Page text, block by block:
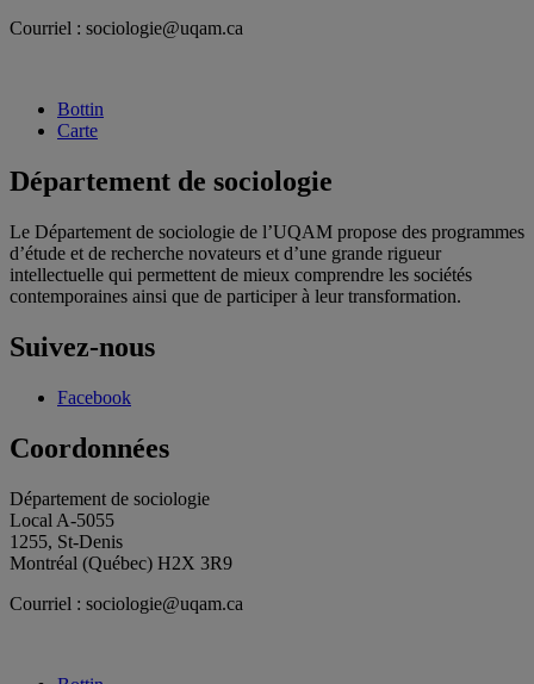
Courriel : sociologie@uqam.ca
Bottin
Carte
Département de sociologie
Le Département de sociologie de l’UQAM propose des programmes
d’étude et de recherche novateurs et d’une grande rigueur
intellectuelle qui permettent de mieux comprendre les sociétés
contemporaines ainsi que de participer à leur transformation.
Suivez-nous
Facebook
Coordonnées
Département de sociologie
Local A-5055
1255, St-Denis
Montréal (Québec) H2X 3R9
Courriel : sociologie@uqam.ca